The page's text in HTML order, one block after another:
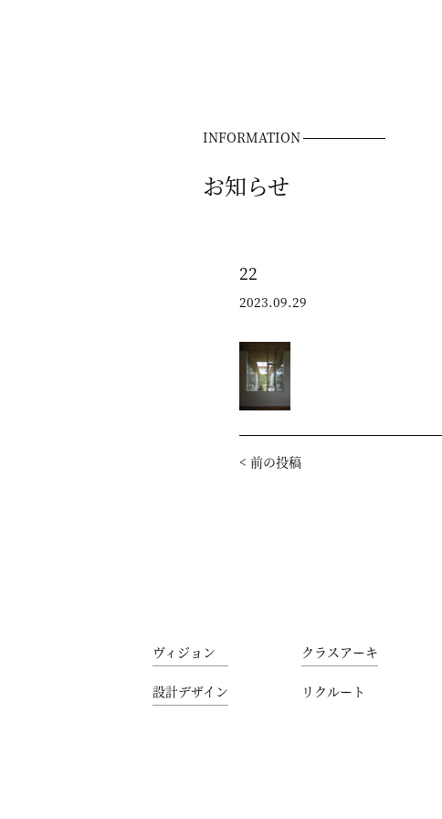
INFORMATION
お知らせ
22
2023.09.29
< 前の投稿
ヴィジョン
設計デザイン
クラスアーキ
リクルート